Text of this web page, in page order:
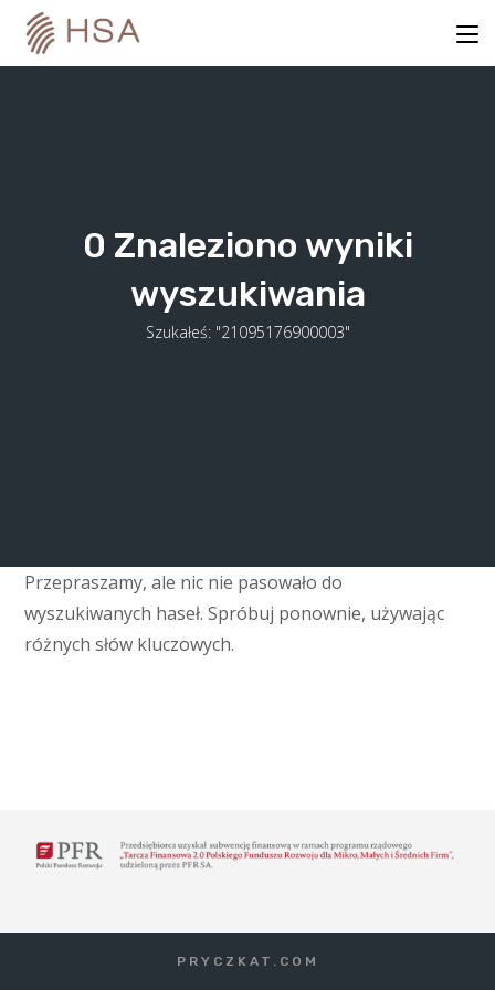
content
0 Znaleziono wyniki
wyszukiwania
Szukałeś: "21095176900003"
Przepraszamy, ale nic nie pasowało do
wyszukiwanych haseł. Spróbuj ponownie, używając
różnych słów kluczowych.
PRYCZKAT.COM